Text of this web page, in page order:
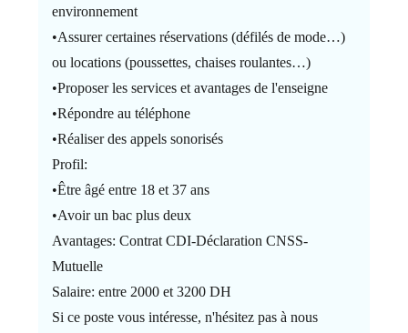
environnement
•Assurer certaines réservations (défilés de mode…)
ou locations (poussettes, chaises roulantes…)
•Proposer les services et avantages de l'enseigne
•Répondre au téléphone
•Réaliser des appels sonorisés
Profil:
•Être âgé entre 18 et 37 ans
•Avoir un bac plus deux
Avantages: Contrat CDI-Déclaration CNSS-
Mutuelle
Salaire: entre 2000 et 3200 DH
Si ce poste vous intéresse, n'hésitez pas à nous